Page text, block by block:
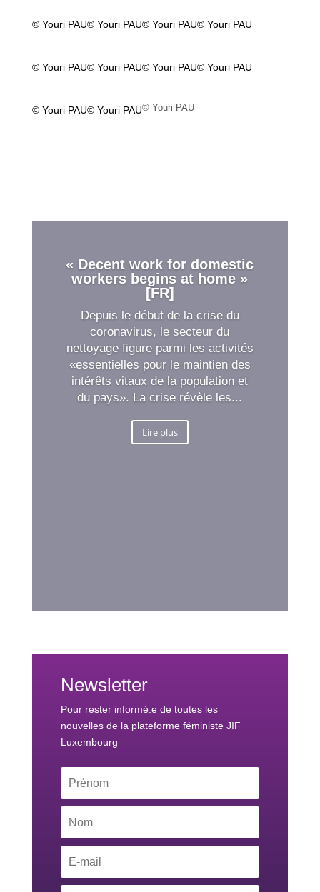
© Youri PAU© Youri PAU© Youri PAU© Youri PAU
© Youri PAU© Youri PAU© Youri PAU© Youri PAU
© Youri PAU© Youri PAU© Youri PAU
« Decent work for domestic
workers begins at home »
[FR]
Depuis le début de la crise du
coronavirus, le secteur du
nettoyage figure parmi les activités
«essentielles pour le maintien des
intérêts vitaux de la population et
du pays». La crise révèle les...
Lire plus
Newsletter
Pour rester informé.e de toutes les
nouvelles de la plateforme féministe JIF
Luxembourg